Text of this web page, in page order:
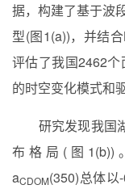
据，构建了基于波
型(图1(a))，并结合
评估了我国2462个
的时空变化模式和
研究发现我国
布格局 (图 1(b))
aCDOM(350)总体以